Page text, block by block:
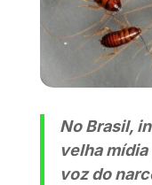
No Brasil,
velha
voz do